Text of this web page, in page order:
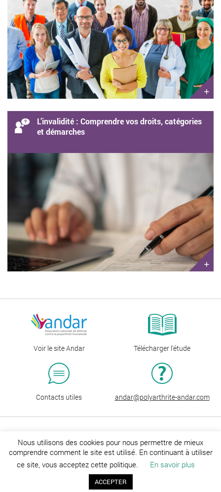
+
L’invalidité : Comprendre vos droits, catégories
et démarches
+
Voir le site Andar Télécharger l’étude
Contacts utiles andar@polyarthrite-andar.com
En partenariat avec UCB
CGU Mentions légales
Nous utilisons des cookies pour nous permettre de mieux
comprendre comment le site est utilisé. En continuant à utiliser
ce site, vous acceptez cette politique.
En savoir plus
ACCEPTER